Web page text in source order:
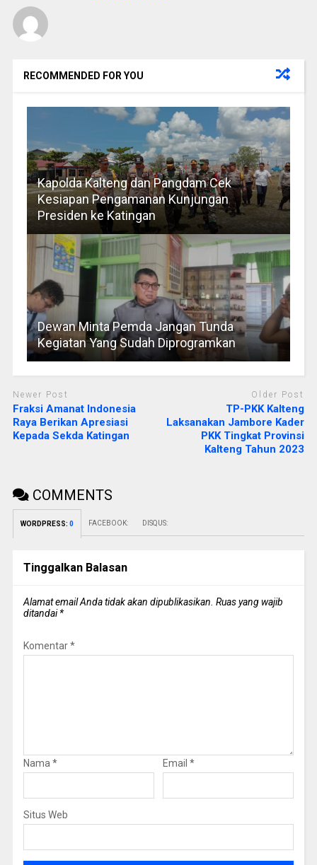
RECOMMENDED FOR YOU
Kapolda Kalteng dan Pangdam Cek
Kesiapan Pengamanan Kunjungan
Presiden ke Katingan
Dewan Minta Pemda Jangan Tunda
Kegiatan Yang Sudah Diprogramkan
Newer Post
Fraksi Amanat Indonesia
Raya Berikan Apresiasi
Kepada Sekda Katingan
Older Post
TP-PKK Kalteng
Laksanakan Jambore Kader
PKK Tingkat Provinsi
Kalteng Tahun 2023
COMMENTS
WORDPRESS: 0 FACEBOOK: DISQUS:
Tinggalkan Balasan
Alamat email Anda tidak akan dipublikasikan. Ruas yang wajib
ditandai*
Komentar*
Nama* Email *
Situs Web